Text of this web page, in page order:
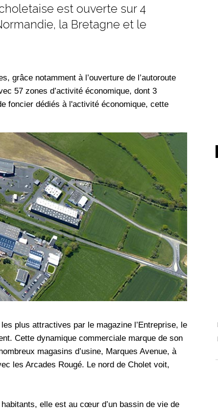
est ouverte sur 4
la Bretagne et le
grâce notamment à l’ouverture de l’autoroute
57 zones d’activité économique, dont 3
foncier dédiés à l'activité économique, cette
plus attractives par le magazine l’Entreprise, le
Cette dynamique commerciale marque de son
magasins d’usine, Marques Avenue, à
les Arcades Rougé. Le nord de Cholet voit,
elle est au cœur d’un bassin de vie de